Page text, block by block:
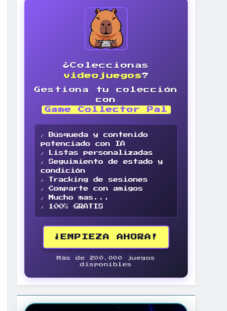
¿Coleccionas
videojuegos?
Gestiona tu colección
con
Game Collector Pal
✓ Búsqueda y contenido
potenciado con IA
✓ Listas personalizadas
✓ Seguimiento de estado y
condición
✓ Tracking de sesiones
✓ Comparte con amigos
✓ Mucho mas...
✓ 100% GRATIS
¡EMPIEZA AHORA!
Más de 200.000 juegos
disponibles